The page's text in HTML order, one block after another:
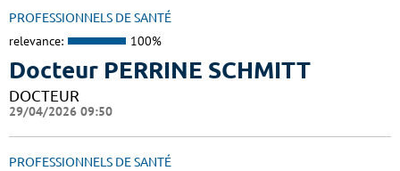
PROFESSIONNELS DE SANTÉ
relevance: 100%
Docteur PERRINE SCHMITT
DOCTEUR
29/04/2026 09:50
PROFESSIONNELS DE SANTÉ